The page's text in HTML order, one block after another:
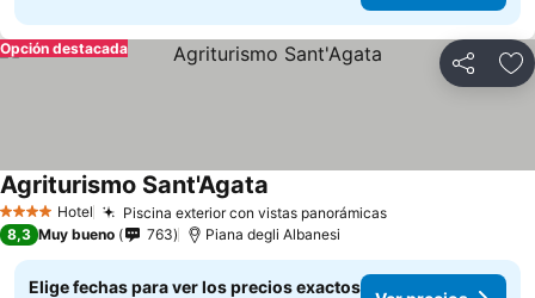
Compartir
Opción destacada
4 EstrellasHotel Piscina exterior con vistas panorámicasVer precios
Agriturismo Sant'Agata
8,3 Muy bueno 763 Piana degli Albanesi
Elige fechas para ver los precios exactos